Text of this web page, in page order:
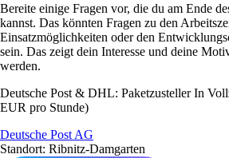
Bereite einige Fragen vor, die du am Ende
kannst. Das könnten Fragen zu den
Einsatzmöglichkeiten oder den
sein. Das zeigt dein Interesse und deine
werden.
Deutsche Post & DHL: Paketzusteller In
EUR pro Stunde)
Deutsche Post AG
Standort: Ribnitz-Damgarten